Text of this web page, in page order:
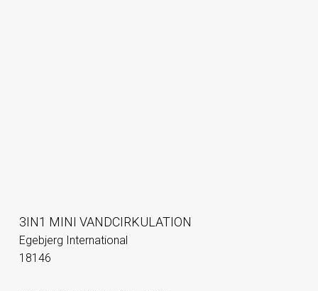
3IN1 MINI VANDCIRKULATION
Egebjerg International
18146